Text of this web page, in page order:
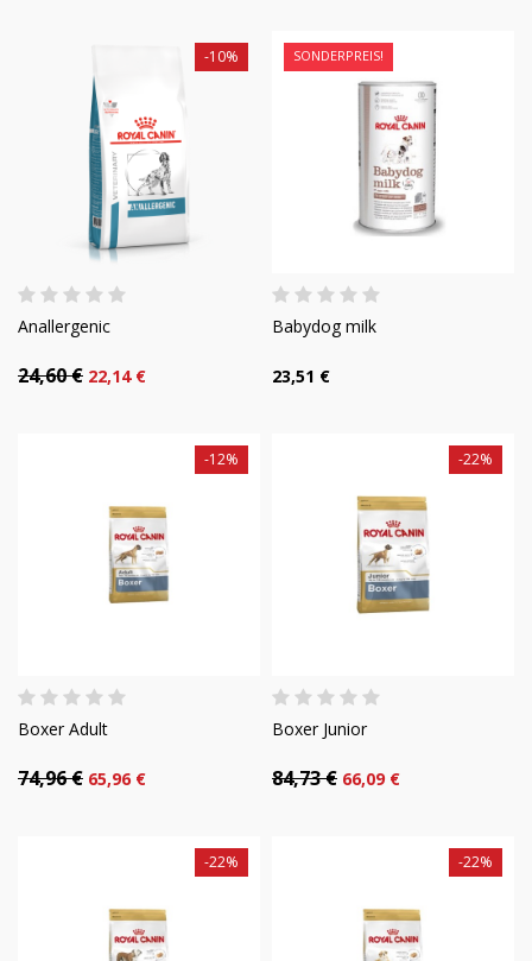
Anallergenic
24,60 €
-10%
22,14 €
SONDERPREIS!
Babydog milk
23,51 €
Boxer Adult
74,96 €
-12%
65,96 €
Boxer Junior
84,73 €
-22%
66,09 €
-22% -22%